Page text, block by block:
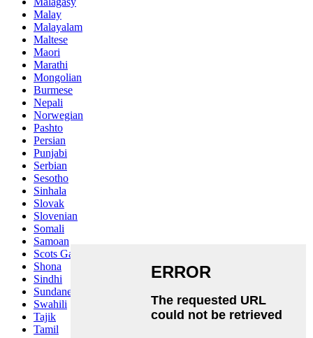
Malay
Malayalam
Maltese
Maori
Marathi
Mongolian
Burmese
Nepali
Norwegian
Pashto
Persian
Punjabi
Serbian
Sesotho
Sinhala
Slovak
Slovenian
Somali
Samoan
Scots Gaelic
Shona
Sindhi
Sundanese
Swahili
Tajik
Tamil